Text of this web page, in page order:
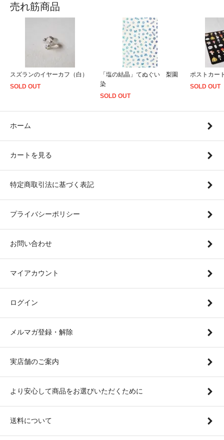
売れ筋商品
スズランのイヤーカフ（白）
SOLD OUT
「塩の結晶」てぬぐい 梨園
染
SOLD OUT
ポストカー
SOLD OUT
ホーム
カートを見る
特定商取引法に基づく表記
プライバシーポリシー
お問い合わせ
マイアカウント
ログイン
メルマガ登録・解除
実店舗のご案内
より安心して商品をお選びいただくために
送料について